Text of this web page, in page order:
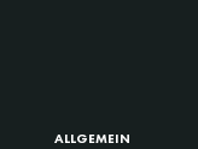
ALLGEMEIN